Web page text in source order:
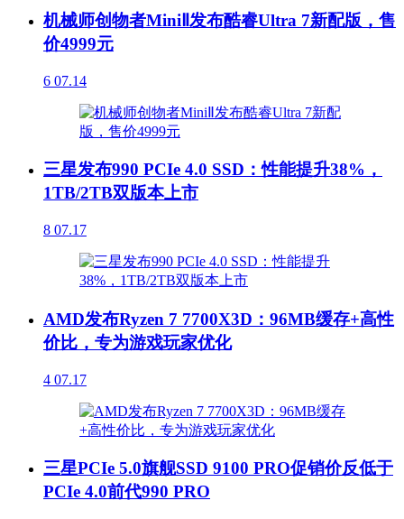
机械师创物者MiniⅡ发布酷睿Ultra 7新配版，售
价4999元
6 07.14
三星发布990 PCIe 4.0 SSD：性能提升38%，
1TB/2TB双版本上市
8 07.17
AMD发布Ryzen 7 7700X3D：96MB缓存+高性
价比，专为游戏玩家优化
4 07.17
三星PCIe 5.0旗舰SSD 9100 PRO促销价反低于
PCIe 4.0前代990 PRO